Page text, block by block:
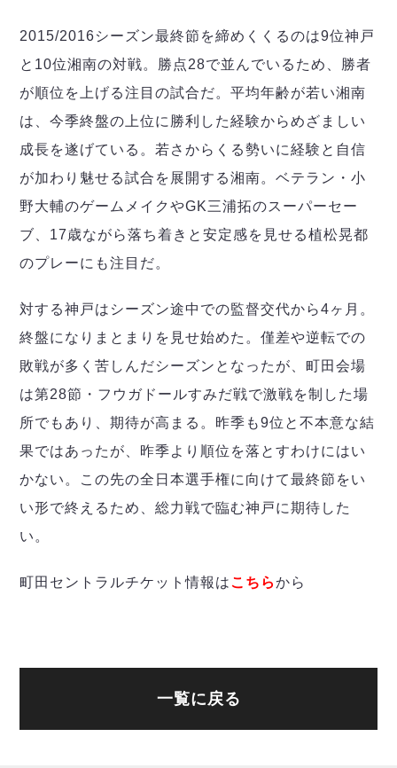
2015/2016シーズン最終節を締めくくるのは9位神戸
と10位湘南の対戦。勝点28で並んでいるため、勝者
が順位を上げる注目の試合だ。平均年齢が若い湘南
は、今季終盤の上位に勝利した経験からめざましい
成長を遂げている。若さからくる勢いに経験と自信
が加わり魅せる試合を展開する湘南。ベテラン・小
野大輔のゲームメイクやGK三浦拓のスーパーセー
ブ、17歳ながら落ち着きと安定感を見せる植松晃都
のプレーにも注目だ。
対する神戸はシーズン途中での監督交代から4ヶ月。
終盤になりまとまりを見せ始めた。僅差や逆転での
敗戦が多く苦しんだシーズンとなったが、町田会場
は第28節・フウガドールすみだ戦で激戦を制した場
所でもあり、期待が高まる。昨季も9位と不本意な結
果ではあったが、昨季より順位を落とすわけにはい
かない。この先の全日本選手権に向けて最終節をい
い形で終えるため、総力戦で臨む神戸に期待した
い。
町田セントラルチケット情報はこちらから
一覧に戻る